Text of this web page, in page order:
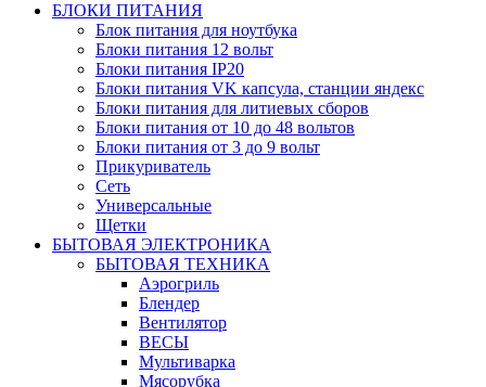
БЛОКИ ПИТАНИЯ
Блок питания для ноутбука
Блоки питания 12 вольт
Блоки питания IP20
Блоки питания VK капсула, станции яндекс
Блоки питания для литиевых сборов
Блоки питания от 10 до 48 вольтов
Блоки питания от 3 до 9 вольт
Прикуриватель
Сеть
Универсальные
Щетки
БЫТОВАЯ ЭЛЕКТРОНИКА
БЫТОВАЯ ТЕХНИКА
Аэрогриль
Блендер
Вентилятор
ВЕСЫ
Мультиварка
Мясорубка